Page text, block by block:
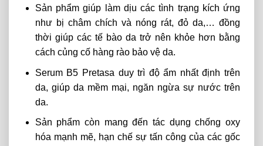
Sản phẩm giúp làm dịu các tình trạng kích ứng
như bị châm chích và nóng rát, đỏ da,… đồng
thời giúp các tế bào da trở nên khỏe hơn bằng
cách củng cố hàng rào bảo vệ da.
Serum B5 Pretasa duy trì độ ẩm nhất định trên
da, giúp da mềm mại, ngăn ngừa sự nước trên
da.
Sản phẩm còn mang đến tác dụng chống oxy
hóa mạnh mẽ, hạn chế sự tấn công của các gốc